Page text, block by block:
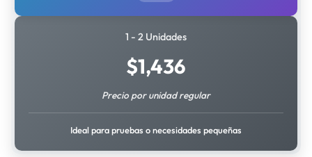
1 - 2 Unidades
$1,436
Precio por unidad regular
Ideal para pruebas o necesidades pequeñas